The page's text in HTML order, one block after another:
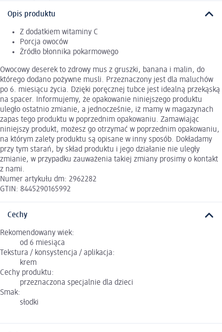
Opis produktu
Z dodatkiem witaminy C
Porcja owoców
Żródło błonnika pokarmowego
Owocowy deserek to zdrowy mus z gruszki, banana i malin, do
którego dodano pożywne musli. Przeznaczony jest dla maluchów
po 6. miesiącu życia. Dzięki poręcznej tubce jest idealną przekąską
na spacer. Informujemy, że opakowanie niniejszego produktu
uległo ostatnio zmianie, a jednocześnie, iż mamy w magazynach
zapas tego produktu w poprzednim opakowaniu. Zamawiając
niniejszy produkt, możesz go otrzymać w poprzednim opakowaniu,
na którym zalety produktu są opisane w inny sposób. Dokładamy
przy tym starań, by skład produktu i jego działanie nie uległy
zmianie, w przypadku zauważenia takiej zmiany prosimy o kontakt
z nami.
Numer artykułu dm: 2962282
GTIN: 8445290165992
Cechy
Rekomendowany wiek:
od 6 miesiąca
Tekstura / konsystencja / aplikacja:
krem
Cechy produktu:
przeznaczona specjalnie dla dzieci
Smak:
słodki